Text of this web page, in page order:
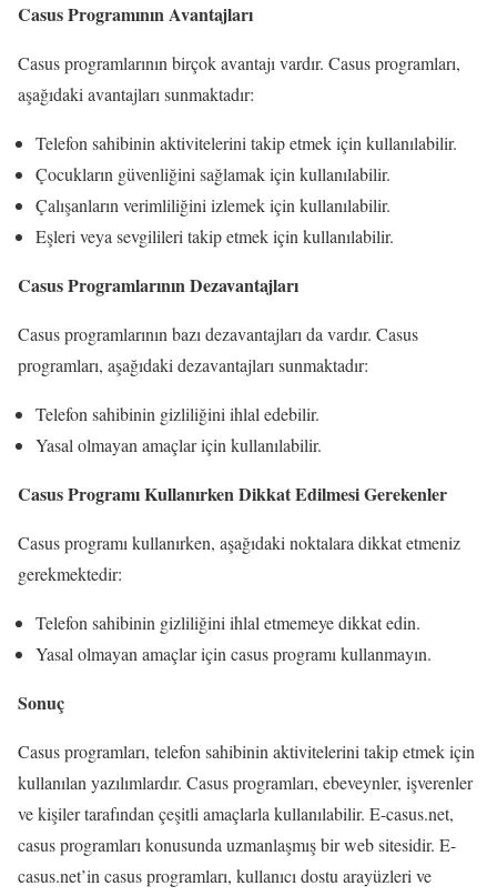
Casus Programının Avantajları
Casus programlarının birçok avantajı vardır. Casus programları,
aşağıdaki avantajları sunmaktadır:
Telefon sahibinin aktivitelerini takip etmek için kullanılabilir.
Çocukların güvenliğini sağlamak için kullanılabilir.
Çalışanların verimliliğini izlemek için kullanılabilir.
Eşleri veya sevgilileri takip etmek için kullanılabilir.
Casus Programlarının Dezavantajları
Casus programlarının bazı dezavantajları da vardır. Casus
programları, aşağıdaki dezavantajları sunmaktadır:
Telefon sahibinin gizliliğini ihlal edebilir.
Yasal olmayan amaçlar için kullanılabilir.
Casus Programı Kullanırken Dikkat Edilmesi Gerekenler
Casus programı kullanırken, aşağıdaki noktalara dikkat etmeniz
gerekmektedir:
Telefon sahibinin gizliliğini ihlal etmemeye dikkat edin.
Yasal olmayan amaçlar için casus programı kullanmayın.
Sonuç
Casus programları, telefon sahibinin aktivitelerini takip etmek için
kullanılan yazılımlardır. Casus programları, ebeveynler, işverenler
ve kişiler tarafından çeşitli amaçlarla kullanılabilir. E-casus.net,
casus programları konusunda uzmanlaşmış bir web sitesidir. E-
casus.net’in casus programları, kullanıcı dostu arayüzleri ve